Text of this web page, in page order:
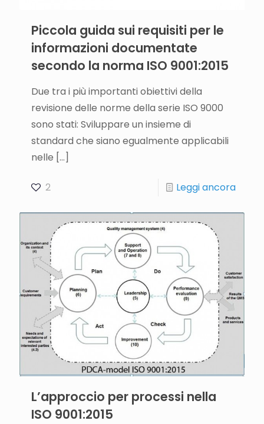
Piccola guida sui requisiti per le
informazioni documentate
secondo la norma ISO 9001:2015
Due tra i più importanti obiettivi della
revisione delle norme della serie ISO 9000
sono stati: Sviluppare un insieme di
standard che siano egualmente applicabili
nelle […]
2 Leggi ancora
L’approccio per processi nella
ISO 9001:2015